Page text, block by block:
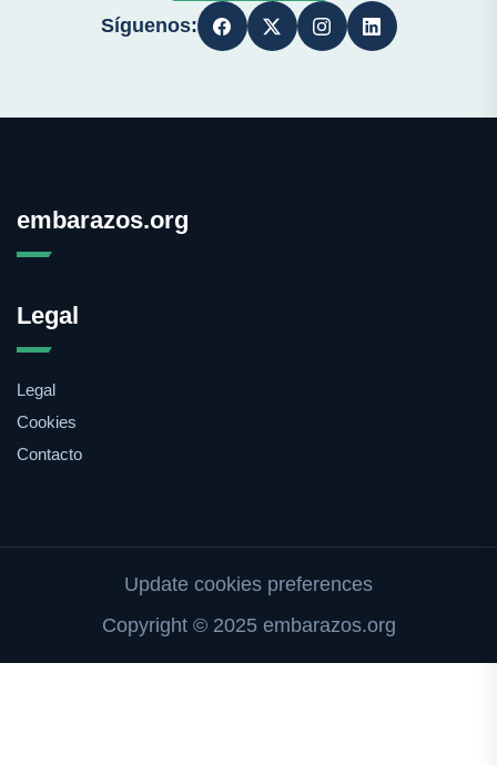
Síguenos:
embarazos.org
Legal
Legal
Cookies
Contacto
Update cookies preferences
Copyright © 2025 embarazos.org